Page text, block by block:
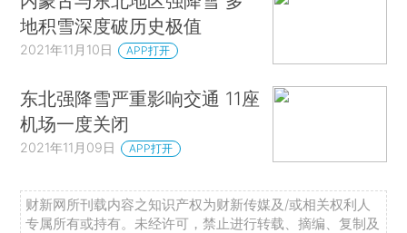
地积雪深度破历史极值
2021年11月10日 APP打开
东北强降雪严重影响交通 11座
机场一度关闭
2021年11月09日 APP打开
财新网所刊载内容之知识产权为财新传媒及/或相关权利人
专属所有或持有。未经许可，禁止进行转载、摘编、复制及